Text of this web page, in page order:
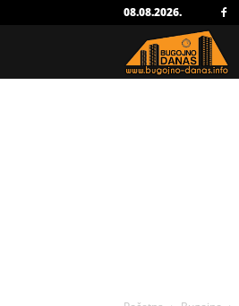
08.08.2026.